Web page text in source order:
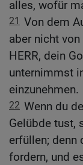
alles, wofür
21 Von dem
aber nicht
HERR, dein
unternimmst
einzunehmen.
22 Wenn du
Gelübde tust,
erfüllen; denn
fordern, und